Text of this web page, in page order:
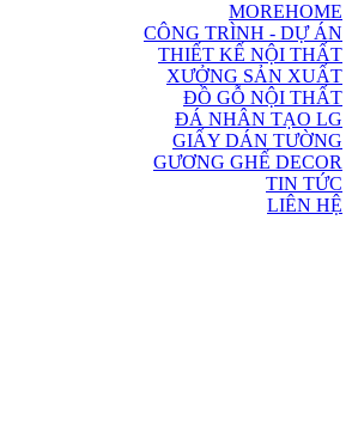
MOREHOME
CÔNG TRÌNH - DỰ ÁN
THIẾT KẾ NỘI THẤT
XƯỞNG SẢN XUẤT
ĐỒ GỖ NỘI THẤT
ĐÁ NHÂN TẠO LG
GIẤY DÁN TƯỜNG
GƯƠNG GHẾ DECOR
TIN TỨC
LIÊN HỆ